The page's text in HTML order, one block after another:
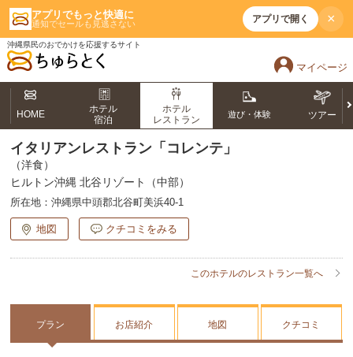
アプリでもっと快適に
通知でセールも見逃さない アプリで開く ×
沖縄県民のおでかけを応援するサイト
マイページ
HOME
ホテル
宿泊
ホテル
レストラン
遊び・体験 ツアー
イタリアンレストラン「コレンテ」
（洋食）
ヒルトン沖縄 北谷リゾート（中部）
所在地： 沖縄県中頭郡北谷町美浜40-1
地図 クチコミをみる
このホテルのレストラン一覧へ
プラン お店紹介 地図 クチコミ